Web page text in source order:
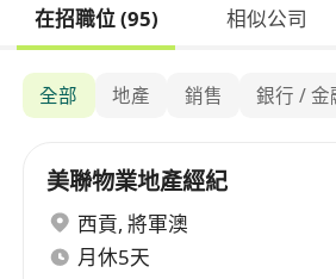
在招職位 (95) 相似公司
全部 地產 銷售 銀行 / 金
美聯物業地產經紀
西貢, 將軍澳
月休5天